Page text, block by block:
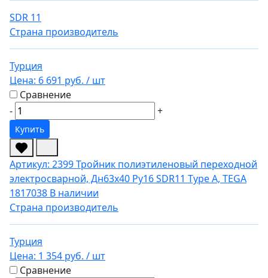
SDR 11
Страна производитель
Турция
Цена: 6 691 руб. / шт
Сравнение
-
+
Купить
Артикул: 2399Тройник полиэтиленовый переходной
электросварной, Дн63х40 Ру16 SDR11 Type A, TEGA
1817038 В наличии
Страна производитель
Турция
Цена: 1 354 руб. / шт
Сравнение